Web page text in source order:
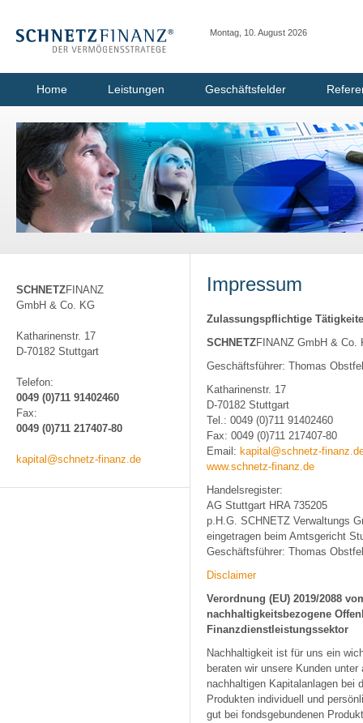
Montag, 10. August 2026
Home Leistungen Geschäftsfelder
SCHNETZFINANZ
GmbH & Co. KG
Katharinenstr. 17
D-70182 Stuttgart
Telefon:
0049 (0)711 91402460
Fax:
0049 (0)711 217407-80
kapital@schnetz-finanz.de
Impressum
Zulassungspflichtige
SCHNETZFINANZ GmbH & Co.
Geschäftsführer: Thomas
Katharinenstr. 17
D-70182 Stuttgart
Tel.: 0049 (0)711 91402460
Fax: 0049 (0)711 217407-80
Email: kapital@schnetz-
www.schnetz-finanz.de
Handelsregister:
AG Stuttgart HRA 735205
p.H.G. SCHNETZ Verwaltungs
eingetragen beim Amtsgericht
Geschäftsführer: Thomas
Disclaimer
Verordnung (EU) 2019/2088
nachhaltigkeitsbezogene
Finanzdienstleistungssektor
Nachhaltigkeit ist für uns ein
beraten wir unsere Kunden
nachhaltigen Kapitalanlagen bei
Produkten individuell und
gut bei fondsgebundenen